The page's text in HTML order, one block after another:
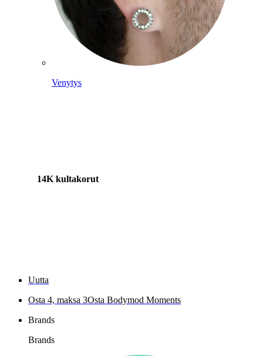
Venytys
14K kultakorut
Uutta
Osta 4, maksa 3Osta Bodymod Moments
Brands
Brands